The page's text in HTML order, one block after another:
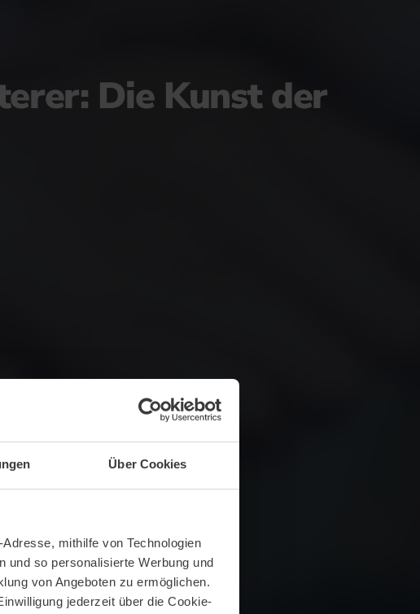
Über Cookies
mithilfe von Technologien
und so personalisierte Werbung und
von Angeboten zu ermöglichen.
jederzeit über die Cookie-
Die Kunst der